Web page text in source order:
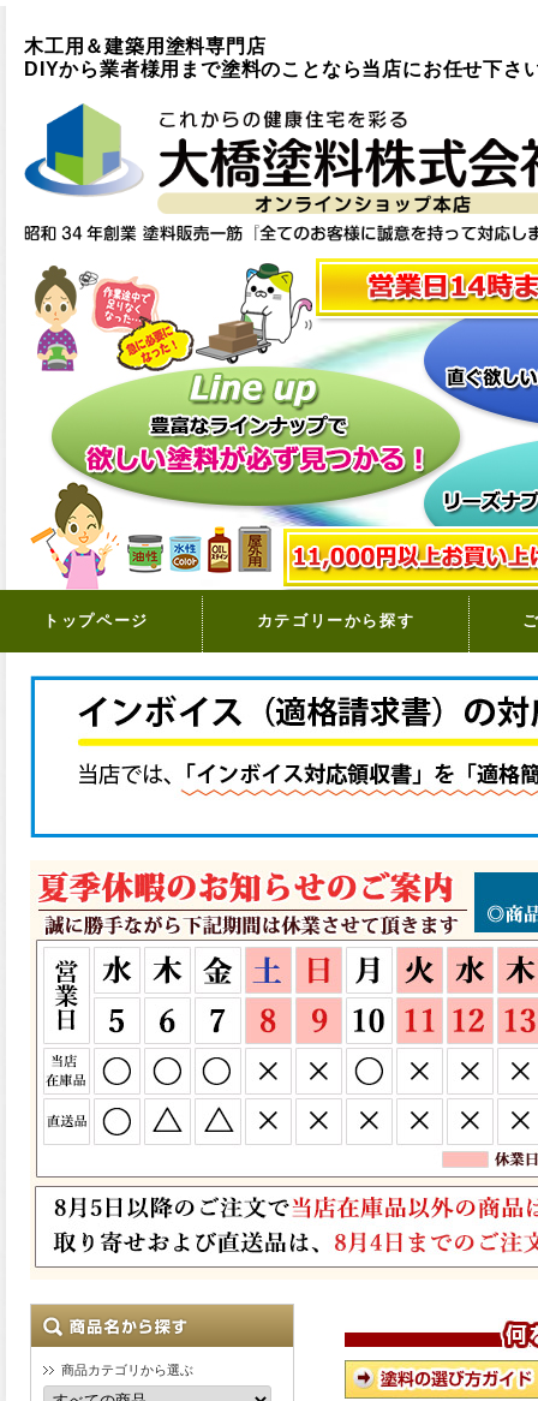
木工用＆建築用塗料専門店
DIYから業者様用まで塗料のことなら当店にお任せ下さ
トップページ カテゴリーから探す
商品カテゴリから選ぶ